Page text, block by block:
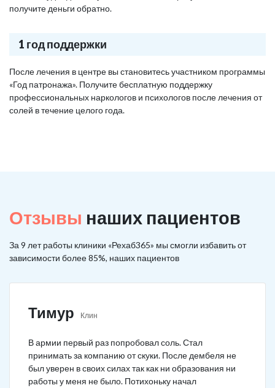
получите деньги обратно.
1 год поддержки
После лечения в центре вы становитесь участником программы
«Год патронажа». Получите бесплатную поддержку
профессиональных наркологов и психологов после лечения от
солей в течение целого года.
Отзывы наших пациентов
За 9 лет работы клиники «Рехаб365» мы смогли избавить от
зависимости более 85%, наших пациентов
Тимур Клин
В армии первый раз попробовал соль. Стал
принимать за компанию от скуки. После дембеля не
был уверен в своих силах так как ни образования ни
работы у меня не было. Потихоньку начал